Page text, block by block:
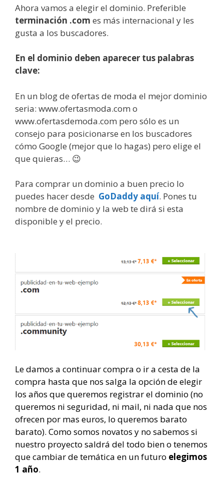
Ahora vamos a elegir el dominio. Preferible
terminación .com es más internacional y les
gusta a los buscadores.
En el dominio deben aparecer tus palabras
clave:
En un blog de ofertas de moda el mejor dominio
seria: www.ofertasmoda.com o
www.ofertasdemoda.com pero sólo es un
consejo para posicionarse en los buscadores
cómo Google (mejor que lo hagas) pero elige el
que quieras… 😉
Para comprar un dominio a buen precio lo
puedes hacer desde GoDaddy aquí. Pones tu
nombre de dominio y la web te dirá si esta
disponible y el precio.
Le damos a continuar compra o ir a cesta de la
compra hasta que nos salga la opción de elegir
los años que queremos registrar el dominio (no
queremos ni seguridad, ni mail, ni nada que nos
ofrecen por mas euros, lo queremos barato
barato). Como somos novatos y no sabemos si
nuestro proyecto saldrá del todo bien o tenemos
que cambiar de temática en un futuro elegimos
1 año.